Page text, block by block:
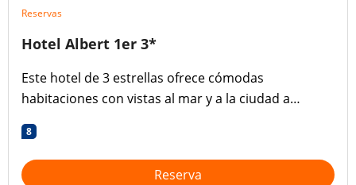
Reservas
Hotel Albert 1er 3*
Este hotel de 3 estrellas ofrece cómodas
habitaciones con vistas al mar y a la ciudad a
8
Reserva